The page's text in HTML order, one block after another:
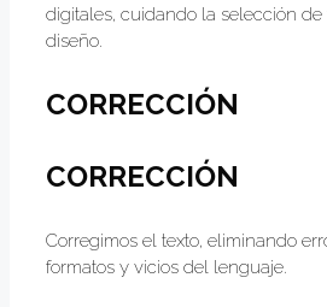
digitales, cuidando la selección
diseño.
CORRECCIÓN
CORRECCIÓN
Corregimos el texto, eliminando
formatos y vicios del lenguaje.